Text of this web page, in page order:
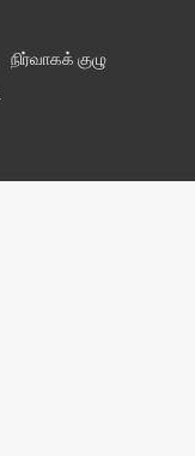
நிர்வாகக் குழு